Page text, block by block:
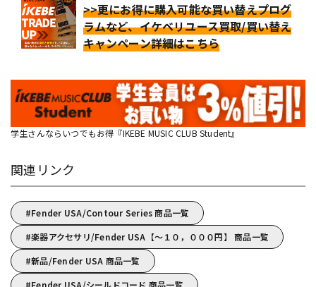
>>更にお得に購入可能な買い替えプログ
ラムなど、イケベリユース買取/買い替え
キャンペーン詳細はこちら
学生さんならいつでもお得『IKEBE MUSIC CLUB Student』
関連リンク
Fender USA/Contour Series 商品一覧
楽器アクセサリ/Fender USA【～１０，０００円】 商品一覧
新品/Fender USA 商品一覧